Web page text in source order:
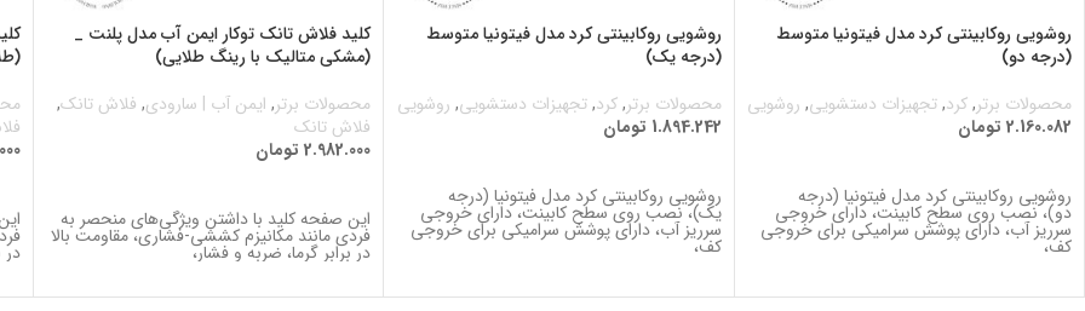
روشویی روکابینتی کرد مدل فیتونیا متوسط
(درجه دو)
محصولات برتر,کرد,تجهیزات دستشویی, روشویی
2.160.082 تومان
روشویی روکابینتی کرد مدل فیتونیا (درجه
دو)، نصب روی سطح کابینت، دارای خروجی
سرریز آب، دارای پوشش سرامیکی برای خروجی
کف،
روشویی روکابینتی کرد مدل فیتونیا متوسط
(درجه یک)
محصولات برتر,کرد,تجهیزات دستشویی, روشویی
1.894.242 تومان
روشویی روکابینتی کرد مدل فیتونیا (درجه
یک)، نصب روی سطح کابینت، دارای خروجی
سرریز آب، دارای پوشش سرامیکی برای خروجی
کف،
کلید فلاش تانک توکار ایمن آب مدل پلنت _
(مشکی متالیک با رینگ طلایی)
محصولات برتر, ایمن آب | سارودی, فلاش تانک,
فلاش تانک
2.982.000 تومان
این صفحه کلید با داشتن ویژگی‌های منحصر به
فردی مانند مکانیزم کششی-فشاری، مقاومت بالا
در برابر گرما، ضربه و فشار، در